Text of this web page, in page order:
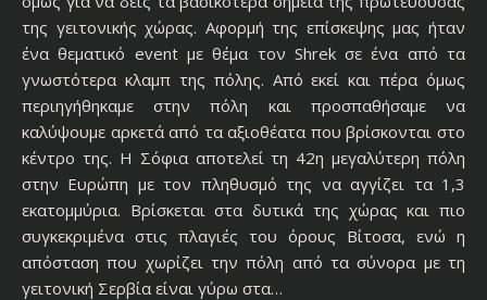
της γειτονικής χώρας. Αφορμή της επίσκεψης μας ήταν
ένα θεματικό event με θέμα τον Shrek σε ένα από τα
γνωστότερα κλαμπ της πόλης. Από εκεί και πέρα όμως
περιηγήθηκαμε στην πόλη και προσπαθήσαμε να
καλύψουμε αρκετά από τα αξιοθέατα που βρίσκονται στο
κέντρο της. Η Σόφια αποτελεί τη 42η μεγαλύτερη πόλη
στην Ευρώπη με τον πληθυσμό της να αγγίζει τα 1,3
εκατομμύρια. Βρίσκεται στα δυτικά της χώρας και πιο
συγκεκριμένα στις πλαγιές του όρους Βίτοσα, ενώ η
απόσταση που χωρίζει την πόλη από τα σύνορα με τη
γειτονική Σερβία είναι γύρω στα…